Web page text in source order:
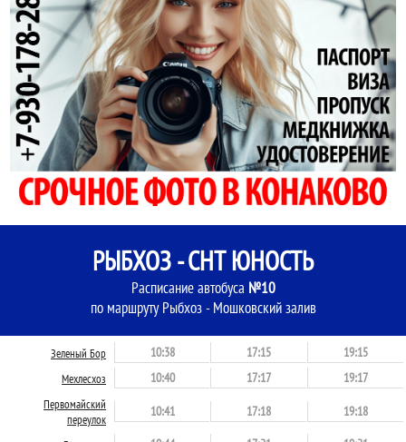
РЫБХОЗ - СНТ ЮНОСТЬ
Расписание автобуса №10
по маршруту Рыбхоз - Мошковский залив
Зеленый Бор 10:38 17:15 19:15
Мехлесхоз 10:40 17:17 19:17
Первомайский
переулок
10:41 17:18 19:18